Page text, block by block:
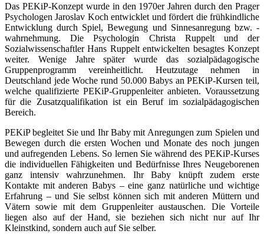
Das PEKiP-Konzept wurde in den 1970er Jahren durch den Prager
Psychologen Jaroslav Koch entwicklet und fördert die frühkindliche
Entwicklung durch Spiel, Bewegung und Sinnesanregung bzw. -
wahrnehmung. Die Psychologin Christa Ruppelt und der
Sozialwissenschaftler Hans Ruppelt entwickelten besagtes Konzept
weiter. Wenige Jahre später wurde das sozialpädagogische
Gruppenprogramm vereinheitlicht. Heutzutage nehmen in
Deutschland jede Woche rund 50.000 Babys an PEKiP-Kursen teil,
welche qualifizierte PEKiP-Gruppenleiter anbieten. Voraussetzung
für die Zusatzqualifikation ist ein Beruf im sozialpädagogischen
Bereich.
PEKiP begleitet Sie und Ihr Baby mit Anregungen zum Spielen und
Bewegen durch die ersten Wochen und Monate des noch jungen
und aufregenden Lebens. So lernen Sie während des PEKiP-Kurses
die individuellen Fähigkeiten und Bedürfnisse Ihres Neugeborenen
ganz intensiv wahrzunehmen. Ihr Baby knüpft zudem erste
Kontakte mit anderen Babys – eine ganz natürliche und wichtige
Erfahrung – und Sie selbst können sich mit anderen Müttern und
Vätern sowie mit dem Gruppenleiter austauschen. Die Vorteile
liegen also auf der Hand, sie beziehen sich nicht nur auf Ihr
Kleinstkind, sondern auch auf Sie selber.